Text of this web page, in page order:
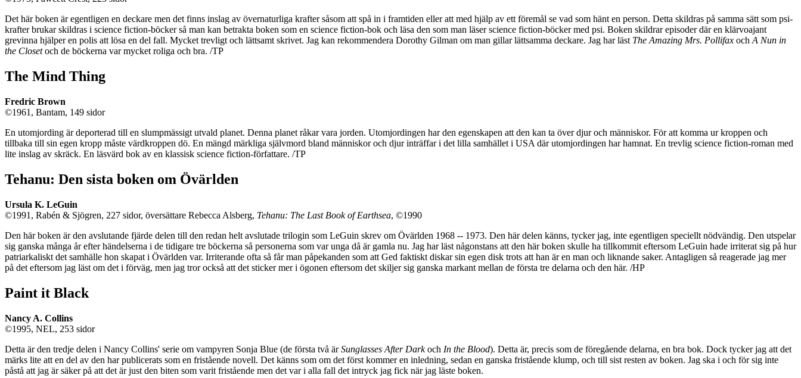
Det här boken är egentligen en deckare men det finns inslag av övernaturliga krafter såsom att spå in i framtiden eller att med hjälp av ett föremål se vad som hänt en person. Detta skildras på samma sätt som psi-
krafter brukar skildras i science fiction-böcker så man kan betrakta boken som en science fiction-bok och läsa den som man läser science fiction-böcker med psi. Boken skildrar episoder där en klärvoajant
grevinna hjälper en polis att lösa en del fall. Mycket trevligt och lättsamt skrivet. Jag kan rekommendera Dorothy Gilman om man gillar lättsamma deckare. Jag har läst The Amazing Mrs. Pollifax och A Nun in
the Closetoch de böckerna var mycket roliga och bra. /TP
The Mind Thing
Fredric Brown
©1961, Bantam, 149 sidor
En utomjording är deporterad till en slumpmässigt utvald planet. Denna planet råkar vara jorden. Utomjordingen har den egenskapen att den kan ta över djur och människor. För att komma ur kroppen och
tillbaka till sin egen kropp måste värdkroppen dö. En mängd märkliga självmord bland människor och djur inträffar i det lilla samhället i USA där utomjordingen har hamnat. En trevlig science fiction-roman med
lite inslag av skräck. En läsvärd bok av en klassisk science fiction-författare. /TP
Tehanu: Den sista boken om Övärlden
Ursula K. LeGuin
©1991, Rabén & Sjögren, 227 sidor, översättare Rebecca Alsberg, Tehanu: The Last Book of Earthsea, ©1990
Den här boken är den avslutande fjärde delen till den redan helt avslutade trilogin som LeGuin skrev om Övärlden 1968 -- 1973. Den här delen känns, tycker jag, inte egentligen speciellt nödvändig. Den utspelar
sig ganska många år efter händelserna i de tidigare tre böckerna så personerna som var unga då är gamla nu. Jag har läst någonstans att den här boken skulle ha tillkommit eftersom LeGuin hade irriterat sig på hur
patriarkaliskt det samhälle hon skapat i Övärlden var. Irriterande ofta så får man påpekanden som att Ged faktiskt diskar sin egen disk trots att han är en man och liknande saker. Antagligen så reagerade jag mer
på det eftersom jag läst om det i förväg, men jag tror också att det sticker mer i ögonen eftersom det skiljer sig ganska markant mellan de första tre delarna och den här. /HP
Paint it Black
Nancy A. Collins
©1995, NEL, 253 sidor
Detta är den tredje delen i Nancy Collins' serie om vampyren Sonja Blue (de första två ärSunglasses After Darkoch In the Blood). Detta är, precis som de föregående delarna, en bra bok. Dock tycker jag att det
märks lite att en del av den har publicerats som en fristående novell. Det känns som om det först kommer en inledning, sedan en ganska fristående klump, och till sist resten av boken. Jag ska i och för sig inte
påstå att jag är säker på att det är just den biten som varit fristående men det var i alla fall det intryck jag fick när jag läste boken.